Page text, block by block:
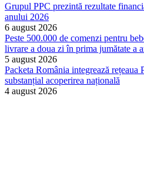
Grupul PPC prezintă rezultate
anului 2026
6 august 2026
Peste 500.000 de comenzi pentru
livrare a doua zi în prima jumătate a
5 august 2026
Packeta România integrează rețeaua
substanțial acoperirea națională
4 august 2026